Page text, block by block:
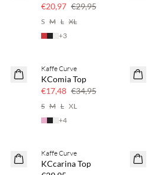
€20,97 €29,95
S M L XL
+3
SAVE20
50% korting
Kaffe Curve
KComia Top
€17,48 €34,95
S M L XL
+4
Kaffe Curve
KCcarina Top